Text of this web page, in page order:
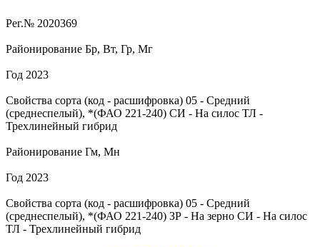
Рег.№ 2020369
Районирование Бр, Вт, Гр, Мг
Год 2023
Свойства сорта (код - расшифровка) 05 - Средний
(среднеспелый), *(ФАО 221-240) СИ - На силос ТЛ -
Трехлинейный гибрид
Районирование Гм, Мн
Год 2023
Свойства сорта (код - расшифровка) 05 - Средний
(среднеспелый), *(ФАО 221-240) ЗР - На зерно СИ - На силос
ТЛ - Трехлинейный гибрид